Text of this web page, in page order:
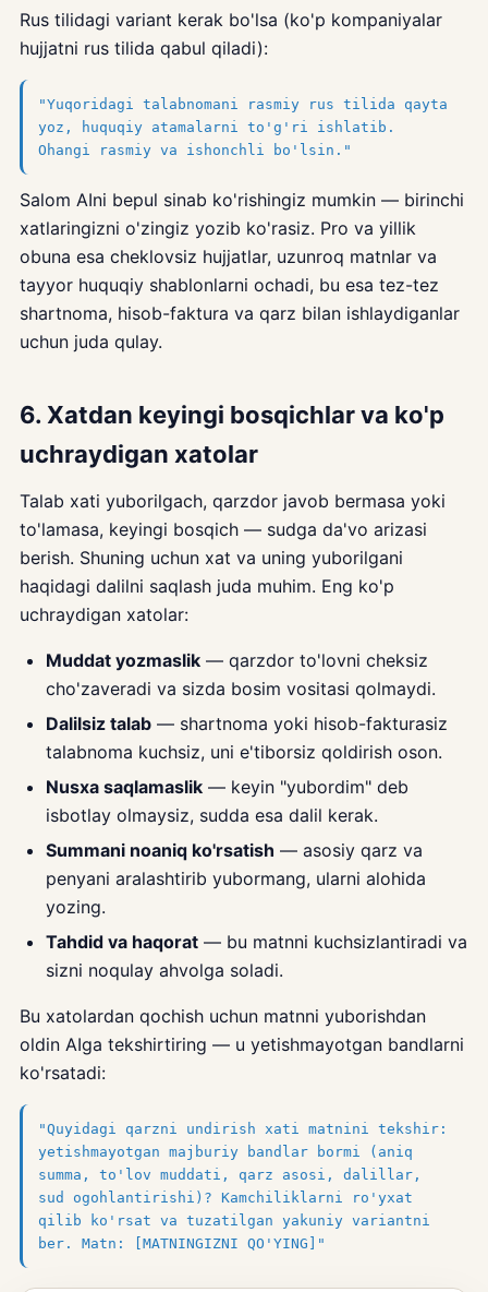
Rus tilidagi variant kerak bo'lsa (ko'p kompaniyalar
hujjatni rus tilida qabul qiladi):
"Yuqoridagi talabnomani rasmiy rus tilida qayta
yoz, huquqiy atamalarni to'g'ri ishlatib.
Ohangi rasmiy va ishonchli bo'lsin."
Salom AIni bepul sinab ko'rishingiz mumkin — birinchi
xatlaringizni o'zingiz yozib ko'rasiz. Pro va yillik
obuna esa cheklovsiz hujjatlar, uzunroq matnlar va
tayyor huquqiy shablonlarni ochadi, bu esa tez-tez
shartnoma, hisob-faktura va qarz bilan ishlaydiganlar
uchun juda qulay.
6. Xatdan keyingi bosqichlar va ko'p
uchraydigan xatolar
Talab xati yuborilgach, qarzdor javob bermasa yoki
to'lamasa, keyingi bosqich — sudga da'vo arizasi
berish. Shuning uchun xat va uning yuborilgani
haqidagi dalilni saqlash juda muhim. Eng ko'p
uchraydigan xatolar:
Muddat yozmaslik — qarzdor to'lovni cheksiz
cho'zaveradi va sizda bosim vositasi qolmaydi.
Dalilsiz talab — shartnoma yoki hisob-fakturasiz
talabnoma kuchsiz, uni e'tiborsiz qoldirish oson.
Nusxa saqlamaslik — keyin "yubordim" deb
isbotlay olmaysiz, sudda esa dalil kerak.
Summani noaniq ko'rsatish — asosiy qarz va
penyani aralashtirib yubormang, ularni alohida
yozing.
Tahdid va haqorat — bu matnni kuchsizlantiradi va
sizni noqulay ahvolga soladi.
Bu xatolardan qochish uchun matnni yuborishdan
oldin AIga tekshirtiring — u yetishmayotgan bandlarni
ko'rsatadi:
"Quyidagi qarzni undirish xati matnini tekshir:
yetishmayotgan majburiy bandlar bormi (aniq
summa, to'lov muddati, qarz asosi, dalillar,
sud ogohlantirishi)? Kamchiliklarni ro'yxat
qilib ko'rsat va tuzatilgan yakuniy variantni
ber. Matn: [MATNINGIZNI QO'YING]"